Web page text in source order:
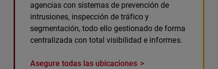
agencias con sistemas de prevención de
intrusiones, inspección de tráfico y
segmentación, todo ello gestionado de forma
centralizada con total visibilidad e informes.
Asegure todas las ubicaciones